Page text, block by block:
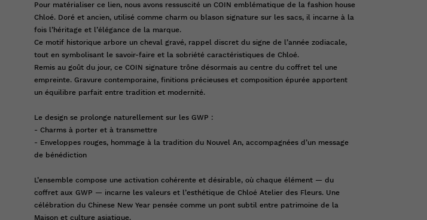
Pour matérialiser ce lien, nous avons ressuscité un COIN emblématique de la fashion house
Chloé. Doré et ancien, utilisé comme charm ou blason signature sur les sacs, il incarne à la
fois l’héritage et l’élégance de la marque.
Ce motif historique arbore un cheval gravé, rappel discret du signe de l’année zodiacale,
tout en symbolisant le savoir-faire et la sobriété caractéristiques de Chloé.
Remis au goût du jour, ce COIN signature trône désormais au centre du coffret tel une
empreinte. Gravure contemporaine, finitions précieuses et composition épurée apportent
un équilibre parfait entre tradition et modernité.
Le design se prolonge naturellement sur les GWP :
- Charms à porter et à transmettre
- Enveloppes rouges, hommage à la tradition du Nouvel An, accompagnées d’un message
de bénédiction
L’ensemble compose une activation cohérente et désirable, où chaque élément — du
coffret aux GWP — incarne les valeurs et l’esthétique de Chloé Atelier des Fleurs. Une
célébration du Chinese New Year pensée comme un pont subtil entre patrimoine de la
Maison et culture asiatique.